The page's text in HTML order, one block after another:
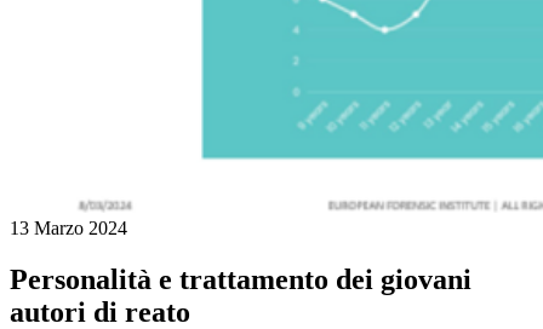
13 Marzo 2024
Personalità e trattamento dei giovani
autori di reato